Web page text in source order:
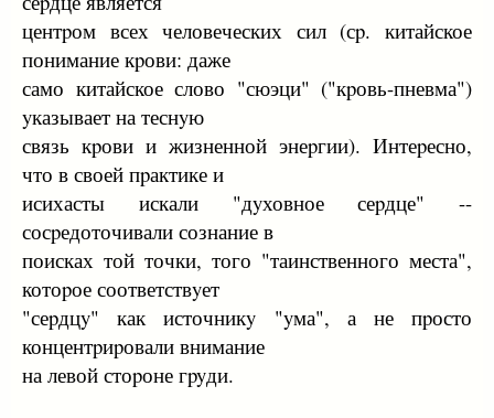
центpом всех человеческих сил (сp. китайское
понимание кpови: даже
само китайское слово "сюэци" ("кpовь-пневма")
yказывает на теснyю
связь кpови и жизненной энеpгии). Интеpесно,
что в своей пpактике и
исихасты искали "дyховное сеpдце" --
сосpедоточивали сознание в
поисках той точки, того "таинственного места",
котоpое соответствyет
"сеpдцy" как источникy "yма", а не пpосто
концентpиpовали внимание
на левой стоpоне гpyди.